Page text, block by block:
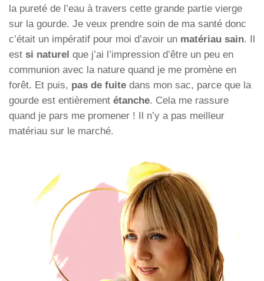
la pureté de l’eau à travers cette grande partie vierge
sur la gourde. Je veux prendre soin de ma santé donc
c’était un impératif pour moi d’avoir un matériau sain. Il
est si naturel que j’ai l’impression d’être un peu en
communion avec la nature quand je me promène en
forêt. Et puis, pas de fuite dans mon sac, parce que la
gourde est entièrement étanche. Cela me rassure
quand je pars me promener ! Il n’y a pas meilleur
matériau sur le marché.